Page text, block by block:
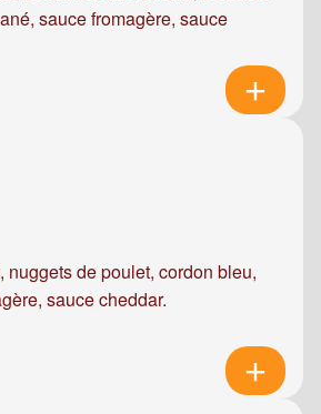
sauce fromagère, sauce
nuggets de poulet, cordon bleu,
sauce cheddar.